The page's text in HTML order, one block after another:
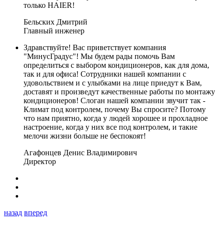
только HAIER!
Бельских Дмитрий
Главный инженер
Здравствуйте! Вас приветствует компания
"МинусГрадус"! Мы будем рады помочь Вам
определиться с выбором кондиционеров, как для дома,
так и для офиса! Сотрудники нашей компании с
удовольствием и с улыбками на лице приедут к Вам,
доставят и произведут качественные работы по монтажу
кондиционеров! Слоган нашей компании звучит так -
Климат под контролем, почему Вы спросите? Потому
что нам приятно, когда у людей хорошее и прохладное
настроение, когда у них все под контролем, и такие
мелочи жизни больше не беспокоят!
Агафонцев Денис Владимирович
Директор
назад вперед